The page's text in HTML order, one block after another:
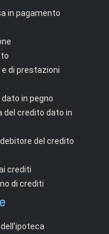
in pagamento
di prestazioni
in pegno
del credito dato in
del credito
crediti
di crediti